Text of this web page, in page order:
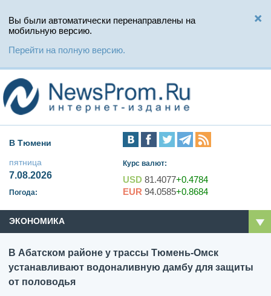
Вы были автоматически перенаправлены на
мобильную версию.
Перейти на полную версию.
В Тюмени
пятница
7.08.2026
Погода:
Курс валют:
USD 81.4077+0.4784
EUR 94.0585+0.8684
ЭКОНОМИКА
В Абатском районе у трассы Тюмень-Омск
устанавливают водоналивную дамбу для защиты
от половодья